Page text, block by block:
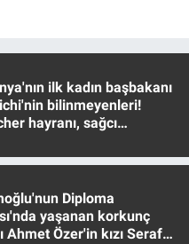
ilk kadın başbakanı
bilinmeyenleri!
hayranı, sağcı
Diploma
yaşanan korkunç
Ahmet Özer'in kızı Seraf